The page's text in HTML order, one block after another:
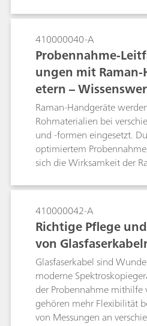
410000040-A
Probennahme-
ungen mit
etern –
Raman-Handgeräte
Rohmaterialien bei
und -formen eingesetzt.
optimiertem
sich die Wirksamkeit der
beeinträchtigen oder die
410000042-A
Richtige Pflege
von
Glasfaserkabel sind
moderne
der Probennahme mithilfe
gehören mehr Flexibilität
von Messungen an